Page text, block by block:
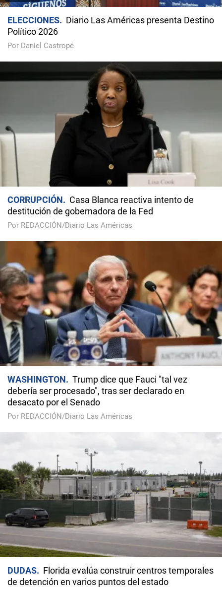
ELECCIONES
Diario Las Américas presenta Destino
Político 2026
Por Daniel Castropé
CORRUPCIÓN
Casa Blanca reactiva intento de
destitución de gobernadora de la Fed
Por REDACCIÓN/Diario Las Américas
WASHINGTON
Trump dice que Fauci "tal vez
debería ser procesado", tras ser declarado en
desacato por el Senado
Por REDACCIÓN/Diario Las Américas
DUDAS
Florida evalúa construir centros temporales
de detención en varios puntos del estado